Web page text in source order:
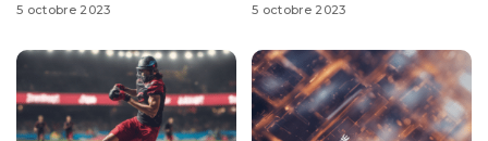
5 octobre 2023 5 octobre 2023